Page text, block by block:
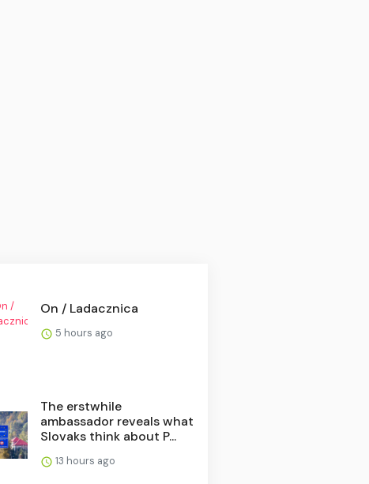
On / Ladacznica
5 hours ago
The erstwhile
ambassador reveals what
Slovaks think about P...
13 hours ago